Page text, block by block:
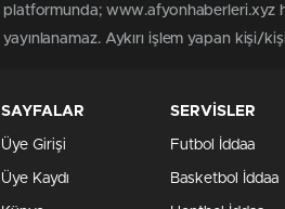
platformunda; www.afyonhaberleri.xyz
yayınlanamaz. Aykırı işlem yapan kişi/
SAYFALAR
Üye Girişi
Üye Kaydı
SERVİSLER
Futbol İddaa
Basketbol İddaa